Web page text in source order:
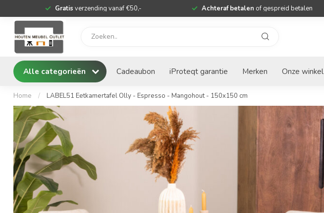
Gratis verzending vanaf €50,- Achteraf betalen of gespreid betalen
Alle categorieën Cadeaubon iProteqt garantie Merken Onze winkel
Home / LABEL51 Eetkamertafel Olly - Espresso - Mangohout - 150x150 cm